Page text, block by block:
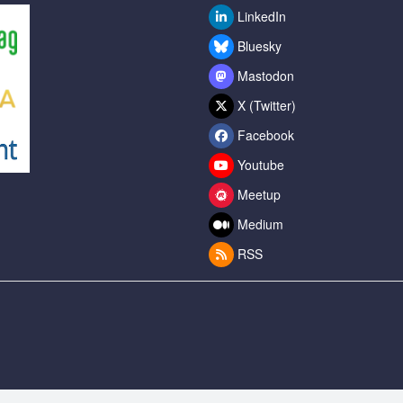
LinkedIn
Bluesky
Mastodon
X (Twitter)
Facebook
Youtube
Meetup
Medium
RSS